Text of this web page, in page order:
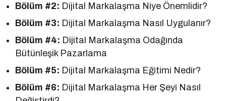
Bölüm #2: Dijital Markalaşma Niye Önemlidir?
Bölüm #3: Dijital Markalaşma Nasıl Uygulanır?
Bölüm #4: Dijital Markalaşma Odağında
Bütünleşik Pazarlama
Bölüm #5: Dijital Markalaşma Eğitimi Nedir?
Bölüm #6: Dijital Markalaşma Her Şeyi Nasıl